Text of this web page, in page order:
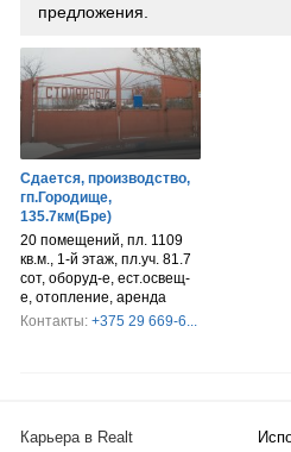
предложения.
Сдается, производство,
гп.Городище,
135.7км(Бре)
20 помещений, пл. 1109
кв.м., 1-й этаж, пл.уч. 81.7
сот, оборуд-е, ест.освещ-
е, отопление, аренда
Контакты: +375 29 669-6...
Карьера в Realt